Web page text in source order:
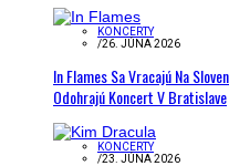
KONCERTY
/26. JÚNA 2026
In Flames Sa Vracajú Na
Odohrajú Koncert V Bratislave
KONCERTY
/23. JÚNA 2026